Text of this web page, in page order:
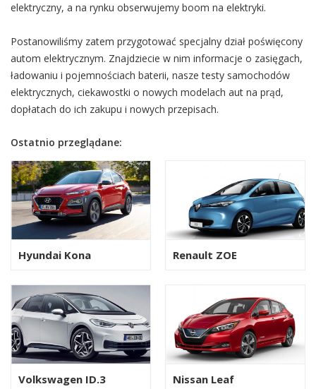
elektryczny, a na rynku obserwujemy boom na elektryki.
Postanowiliśmy zatem przygotować specjalny dział poświęcony
autom elektrycznym. Znajdziecie w nim informacje o zasięgach,
ładowaniu i pojemnościach baterii, nasze testy samochodów
elektrycznych, ciekawostki o nowych modelach aut na prąd,
dopłatach do ich zakupu i nowych przepisach.
Ostatnio przeglądane:
Hyundai Kona Renault ZOE
Volkswagen ID.3 Nissan Leaf